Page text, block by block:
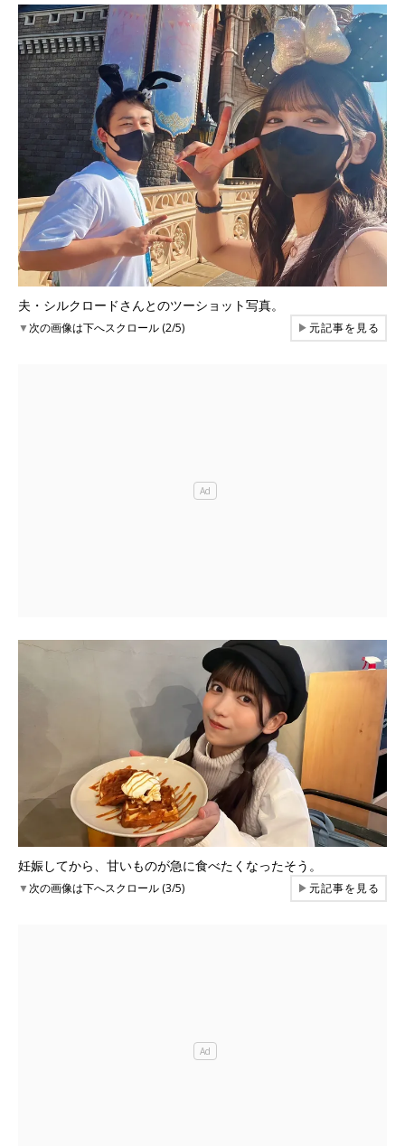
夫・シルクロードさんとのツーショット写真。
▼次の画像は下へスクロール (2/5) ▶元記事を見る
妊娠してから、甘いものが急に食べたくなったそう。
▼次の画像は下へスクロール (3/5) ▶元記事を見る